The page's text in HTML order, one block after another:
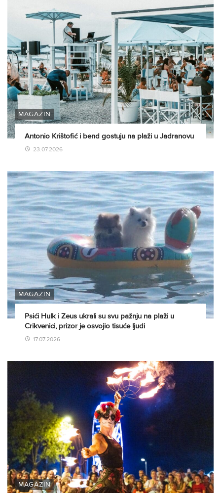
MAGAZIN
Antonio Krištofić i bend gostuju na plaži u Jadranovu
23.07.2026
MAGAZIN
Psići Hulk i Zeus ukrali su svu pažnju na plaži u
Crikvenici, prizor je osvojio tisuće ljudi
17.07.2026
MAGAZIN